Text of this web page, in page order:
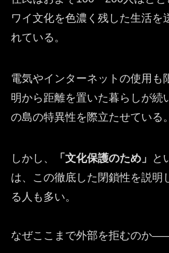
ワイ文化を色濃く残した生活を
れている。
電気やインターネットの使用も
明から距離を置いた暮らしが続
の島の特異性を際立たせている。
しかし、 「文化保護のため」
と
は、この徹底した閉鎖性を説明
る人も多い。
なぜここまで外部を拒むのか